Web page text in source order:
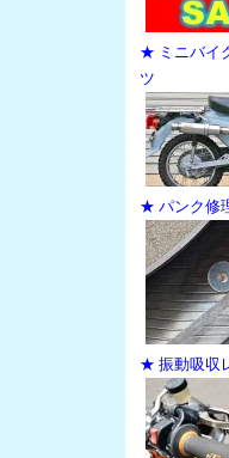
★ ミニバイ
ツ
★ パンク修
★ 振動吸収